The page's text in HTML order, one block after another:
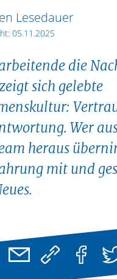
Lesedauer
05.11.2025
die
sich gelebte
Wer
heraus
mit und